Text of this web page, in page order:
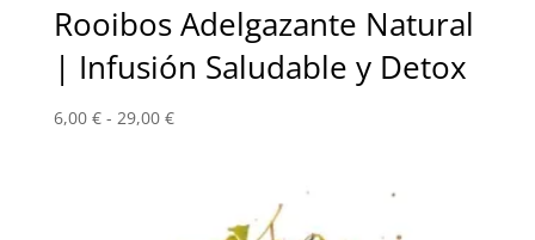
Rooibos Adelgazante Natural
| Infusión Saludable y Detox
6,00 € - 29,00 €Rango